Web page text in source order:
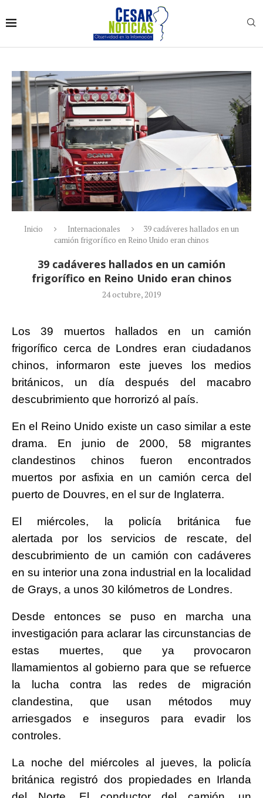
Inicio Internacionales
39 cadáveres hallados en un
camión frigorífico en Reino Unido eran chinos
39 cadáveres hallados en un camión
frigorífico en Reino Unido eran chinos
24 octubre, 2019
Los 39 muertos hallados en un camión
frigorífico cerca de Londres eran ciudadanos
chinos, informaron este jueves los medios
británicos, un día después del macabro
descubrimiento que horrorizó al país.
En el Reino Unido existe un caso similar a este
drama. En junio de 2000, 58 migrantes
clandestinos chinos fueron encontrados
muertos por asfixia en un camión cerca del
puerto de Douvres, en el sur de Inglaterra.
El miércoles, la policía británica fue
alertada por los servicios de rescate, del
descubrimiento de un camión con cadáveres
en su interior una zona industrial en la localidad
de Grays, a unos 30 kilómetros de Londres.
Desde entonces se puso en marcha una
investigación para aclarar las circunstancias de
estas muertes, que ya provocaron
llamamientos al gobierno para que se refuerce
la lucha contra las redes de migración
clandestina, que usan métodos muy
arriesgados e inseguros para evadir los
controles.
La noche del miércoles al jueves, la policía
británica registró dos propiedades en Irlanda